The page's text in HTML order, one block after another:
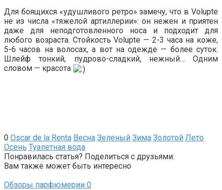
Для боящихся «удушливого ретро» замечу, что в Volupte
не из числа «тяжелой артиллерии»: он нежен и приятен
даже для неподготовленного носа и подходит для
любого возраста. Стойкость Volupte — 2-3 часа на коже,
5-6 часов на волосах, а вот на одежде — более суток.
Шлейф тонкий, пудрово-сладкий, нежный… Одним
словом — красота
0 Oscar de la Renta Весна Зеленый Зима Золотой Лето
Осень Туалетная вода
Понравилась статья? Поделиться с друзьями:
Вам также может быть интересно
Обзоры парфюмерии 0